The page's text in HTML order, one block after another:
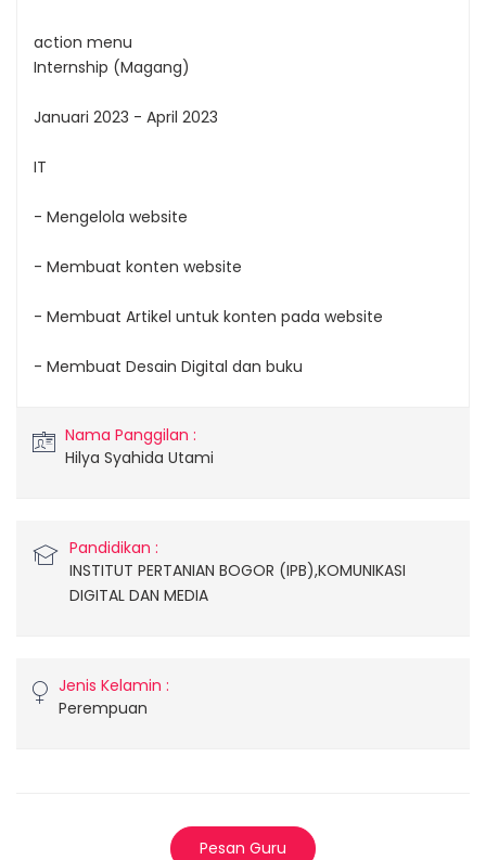
action menu
Internship (Magang)
Januari 2023 - April 2023
IT
- Mengelola website
- Membuat konten website
- Membuat Artikel untuk konten pada website
- Membuat Desain Digital dan buku
Nama Panggilan :
Hilya Syahida Utami
Pandidikan :
INSTITUT PERTANIAN BOGOR (IPB),KOMUNIKASI
DIGITAL DAN MEDIA
Jenis Kelamin :
Perempuan
Pesan Guru